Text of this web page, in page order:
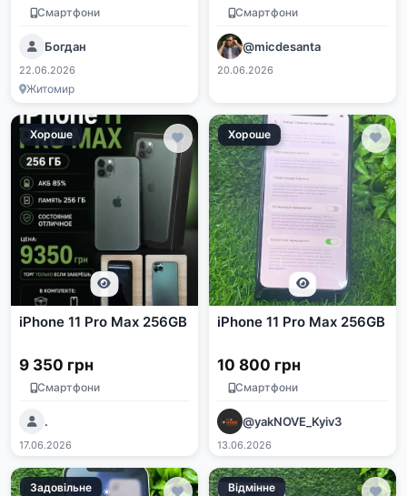
Смартфони
Богдан
22.06.2026
Житомир
Смартфони
@micdesanta
20.06.2026
Хороше
iPhone 11 Pro Max 256GB
9 350 грн
Смартфони
.
17.06.2026
Хороше
iPhone 11 Pro Max 256GB
10 800 грн
Смартфони
@yakNOVE_Kyiv3
13.06.2026
Задовільне Відмінне